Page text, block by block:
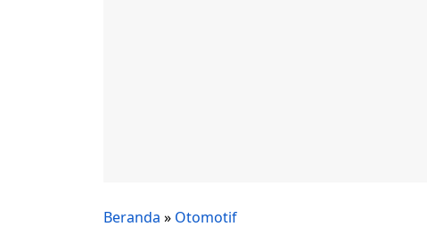
Beranda » Otomotif